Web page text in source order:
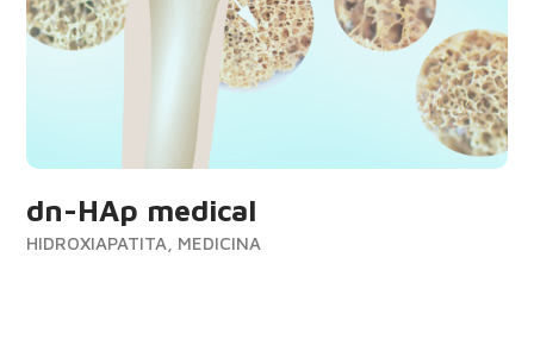
dn-HAp medical
HIDROXIAPATITA, MEDICINA